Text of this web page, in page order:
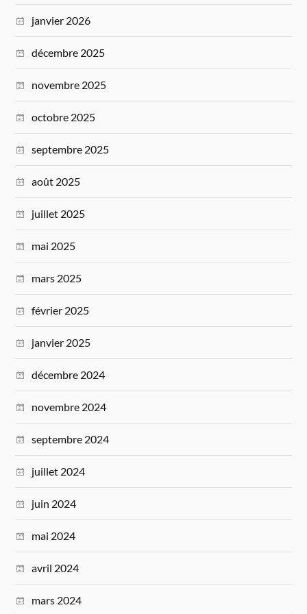
janvier 2026
décembre 2025
novembre 2025
octobre 2025
septembre 2025
août 2025
juillet 2025
mai 2025
mars 2025
février 2025
janvier 2025
décembre 2024
novembre 2024
septembre 2024
juillet 2024
juin 2024
mai 2024
avril 2024
mars 2024